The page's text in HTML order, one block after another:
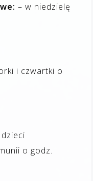
– w niedzielę
i czwartki o
o godz.